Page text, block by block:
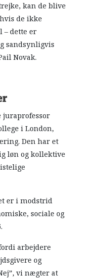
kan de blive
de ikke
– dette er
sandsynligvis
Novak.
juraprofessor
i London,
Den har et
løn og kollektive
er i modstrid
sociale og
arbejdere
og
vi nægter at